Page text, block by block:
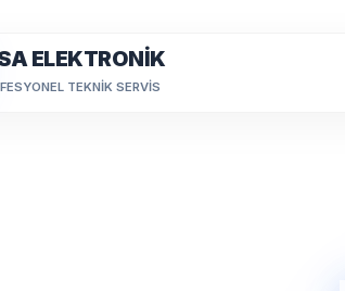
ELEKTRONİK
TEKNIK SERVIS